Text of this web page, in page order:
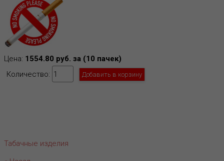
Цена: 1554.80 руб. за (10 пачек)
Количество:
Табачные изделия